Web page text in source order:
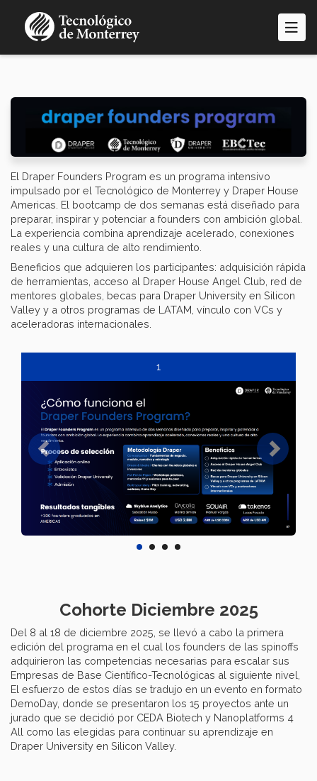
contenido
El Draper Founders Program es un programa intensivo
impulsado por el Tecnológico de Monterrey y Draper House
Americas. El bootcamp de dos semanas está diseñado para
preparar, inspirar y potenciar a founders con ambición global.
La experiencia combina aprendizaje acelerado, conexiones
reales y una cultura de alto rendimiento.
Beneficios que adquieren los participantes: adquisición rápida
de herramientas, acceso al Draper House Angel Club, red de
mentores globales, becas para Draper University en Silicon
Valley y a otros programas de LATAM, vínculo con VCs y
aceleradoras internacionales.
1
Cohorte Diciembre 2025
Del 8 al 18 de diciembre 2025, se llevó a cabo la primera
edición del programa en el cual los founders de las spinoffs
adquirieron las competencias necesarias para escalar sus
Empresas de Base Científico-Tecnológicas al siguiente nivel,
El esfuerzo de estos días se tradujo en un evento en formato
DemoDay, donde se presentaron los 15 proyectos ante un
jurado que se decidió por CEDA Biotech y Nanoplatforms 4
All como las elegidas para continuar su aprendizaje en
Draper University en Silicon Valley.